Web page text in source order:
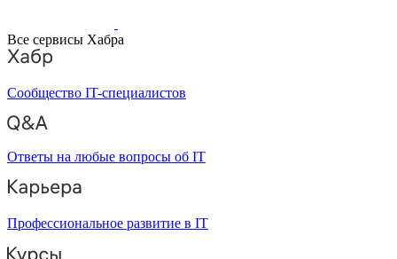
Все сервисы Хабра
Сообщество IT-специалистов
Ответы на любые вопросы об IT
Профессиональное развитие в IT